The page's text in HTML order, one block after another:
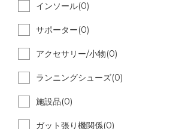
インソール(0)
サポーター(0)
アクセサリー/小物(0)
ランニングシューズ(0)
施設品(0)
ガット張り機関係(0)